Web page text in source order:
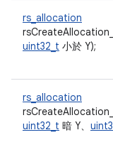
rs_allocation
uint32_t 小於 Y);
rs_allocation
uint32_t 暗 Y、